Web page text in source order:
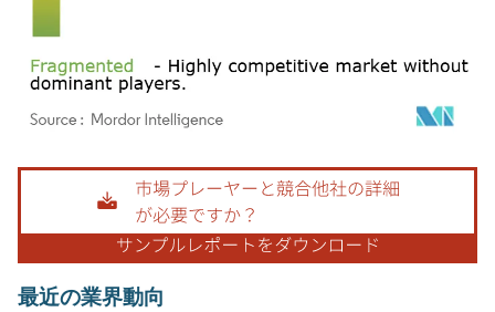
画像 © Mordor Intelligence。再利用にはCC BY 4.0の表示が必要です。
最近の業界動向